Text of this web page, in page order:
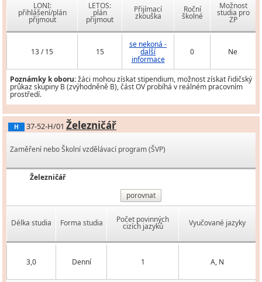
LONI:
přihlášení/plán
přijmout
LETOS:
plán
přijmout
Přijímací
zkouška
Roční
školné
Možnost
studia pro
ZP
13 / 15 15
se nekoná -
další
informace
0 Ne
Poznámky k oboru:žáci mohou získat stipendium, možnost získat řidičský
průkaz skupiny B (zvýhodněně B), část OV probíhá v reálném pracovním
prostředí.
H 37-52-H/01 Železničář
Zaměření nebo Školní vzdělávací program (ŠVP)
Železničář
porovnat
Délka studia Forma studia Počet povinných
cizích jazyků Vyučované jazyky
3,0 Denní 1 A, N